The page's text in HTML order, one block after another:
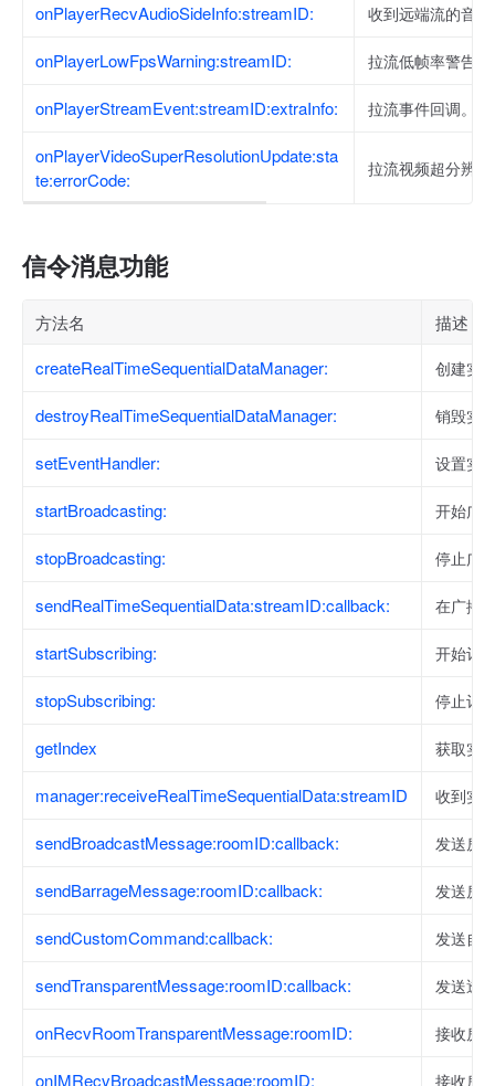
onPlayerRecvAudioSideInfo:streamID: 收到远端流的音
onPlayerLowFpsWarning:streamID: 拉流低帧率警告。
onPlayerStreamEvent:streamID:extraInfo: 拉流事件回调。
onPlayerVideoSuperResolutionUpdate:sta
te:errorCode:
拉流视频超分辨
信令消息功能
方法名
描述
createRealTimeSequentialDataManager:
创建实
destroyRealTimeSequentialDataManager: 销毁实
setEventHandler: 设置实
startBroadcasting: 开始广
stopBroadcasting: 停止广
sendRealTimeSequentialData:streamID:callback: 在广播
startSubscribing: 开始订
stopSubscribing: 停止订
getIndex 获取实
manager:receiveRealTimeSequentialData:streamID 收到实
sendBroadcastMessage:roomID:callback: 发送房
sendBarrageMessage:roomID:callback: 发送房
sendCustomCommand:callback: 发送自
sendTransparentMessage:roomID:callback: 发送透
onRecvRoomTransparentMessage:roomID: 接收房
onIMRecvBroadcastMessage:roomID: 接收房